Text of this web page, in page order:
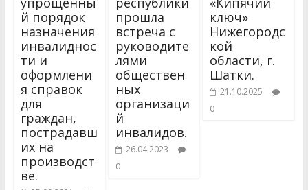
й порядок
назначения
инвалиднос
ти и
оформлени
я справок
для
граждан,
пострадавш
их на
производст
ве.
прошла
встреча с
руководите
лями
обществен
ных
организаци
й
инвалидов.
26.04.2023
0
ключ»
Нижегородс
кой
области, г.
Шатки.
21.10.2025
0